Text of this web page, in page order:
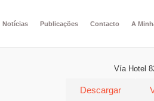
Notícias Publicações Contacto A
Vía Hotel
Descargar